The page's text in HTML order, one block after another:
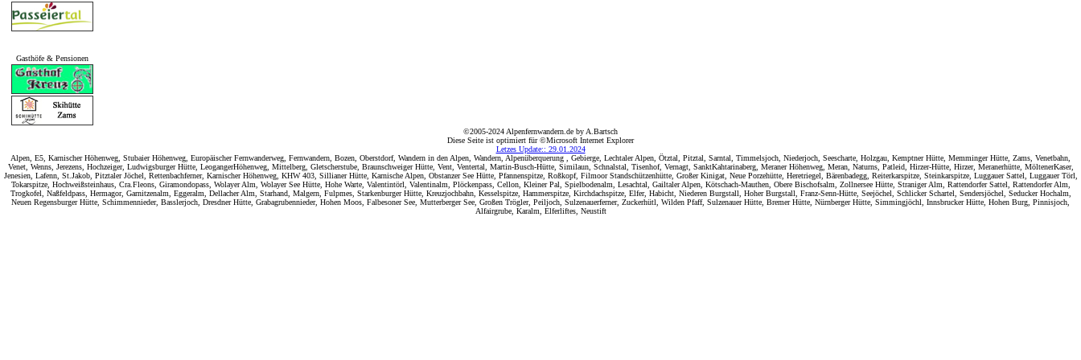
Gasthöfe & Pensionen
©2005-2024 Alpenfernwandern.de by A.Bartsch
Diese Seite ist optimiert für ©Microsoft Internet Explorer
Letzes Update:: 29.01.2024
Alpen, E5, Karnischer Höhenweg, Stubaier Höhenweg, Europäischer Fernwanderweg, Fernwandern, Bozen, Oberstdorf, Wandern in den Alpen, Wandern, Alpenüberquerung , Gebierge, Lechtaler Alpen, Ötztal, Pitztal, Sarntal, Timmelsjoch, Niederjoch, Seescharte, Holzgau, Kemptner Hütte, Memminger Hütte, Zams, Venetbahn,
Venet, Wenns, Jerezens, Hochzeiger, Ludwigsburger Hütte, LeogangerHöhenweg, Mittelberg, Gletscherstube, Braunschweiger Hütte, Vent, Ventertal, Martin-Busch-Hütte, Similaun, Schnalstal, Tisenhof, Vernagt, SanktKahtarinaberg, Meraner Höhenweg, Meran, Naturns, Patleid, Hirzer-Hütte, Hirzer, Meranerhütte, MöltenerKaser,
Jenesien, Lafenn, St.Jakob, Pitztaler Jöchel, Rettenbachferner, Karnischer Höhenweg, KHW 403, Sillianer Hütte, Karnische Alpen, Obstanzer See Hütte, Pfannenspitze, Roßkopf, Filmoor Standschützenhütte, Großer Kinigat, Neue Porzehütte, Heretriegel, Bärenbadegg, Reiterkarspitze, Steinkarspitze, Luggauer Sattel, Luggauer Törl,
Tokarspitze, Hochweißsteinhaus, Cra.Fleons, Giramondopass, Wolayer Alm, Wolayer See Hütte, Hohe Warte, Valentintörl, Valentinalm, Plöckenpass, Cellon, Kleiner Pal, Spielbodenalm, Lesachtal, Gailtaler Alpen, Kötschach-Mauthen, Obere Bischofsalm, Zollnersee Hütte, Straniger Alm, Rattendorfer Sattel, Rattendorfer Alm,
Trogkofel, Naßfeldpass, Hermagor, Garnitzenalm, Eggeralm, Dellacher Alm, Starhand, Malgern, Fulpmes, Starkenburger Hütte, Kreuzjochbahn, Kesselspitze, Hammerspitze, Kirchdachspitze, Elfer, Habicht, Niederen Burgstall, Hoher Burgstall, Franz-Senn-Hütte, Seejöchel, Schlicker Schartel, Sendersjöchel, Seducker Hochalm,
Neuen Regensburger Hütte, Schimmennieder, Basslerjoch, Dresdner Hütte, Grabagrubennieder, Hohen Moos, Falbesoner See, Mutterberger See, Großen Trögler, Peiljoch, Sulzenauerferner, Zuckerhütl, Wilden Pfaff, Sulzenauer Hütte, Bremer Hütte, Nürnberger Hütte, Simmingjöchl, Innsbrucker Hütte, Hohen Burg, Pinnisjoch,
Alfairgrube, Karalm, Elferliftes, Neustift